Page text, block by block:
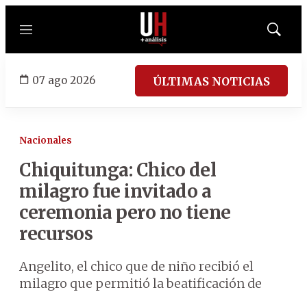
Menú
Mostrar
07 ago 2026 ÚLTIMAS NOTICIAS
Nacionales
Chiquitunga: Chico del
milagro fue invitado a
ceremonia pero no tiene
recursos
Angelito, el chico que de niño recibió el
milagro que permitió la beatificación de